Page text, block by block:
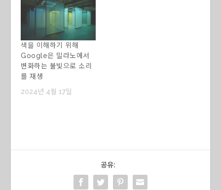
색을 이해하기 위해
Google은 밀라노에서
변화하는 불빛으로 소리
를 재생
2024년 4월 17일
공유: